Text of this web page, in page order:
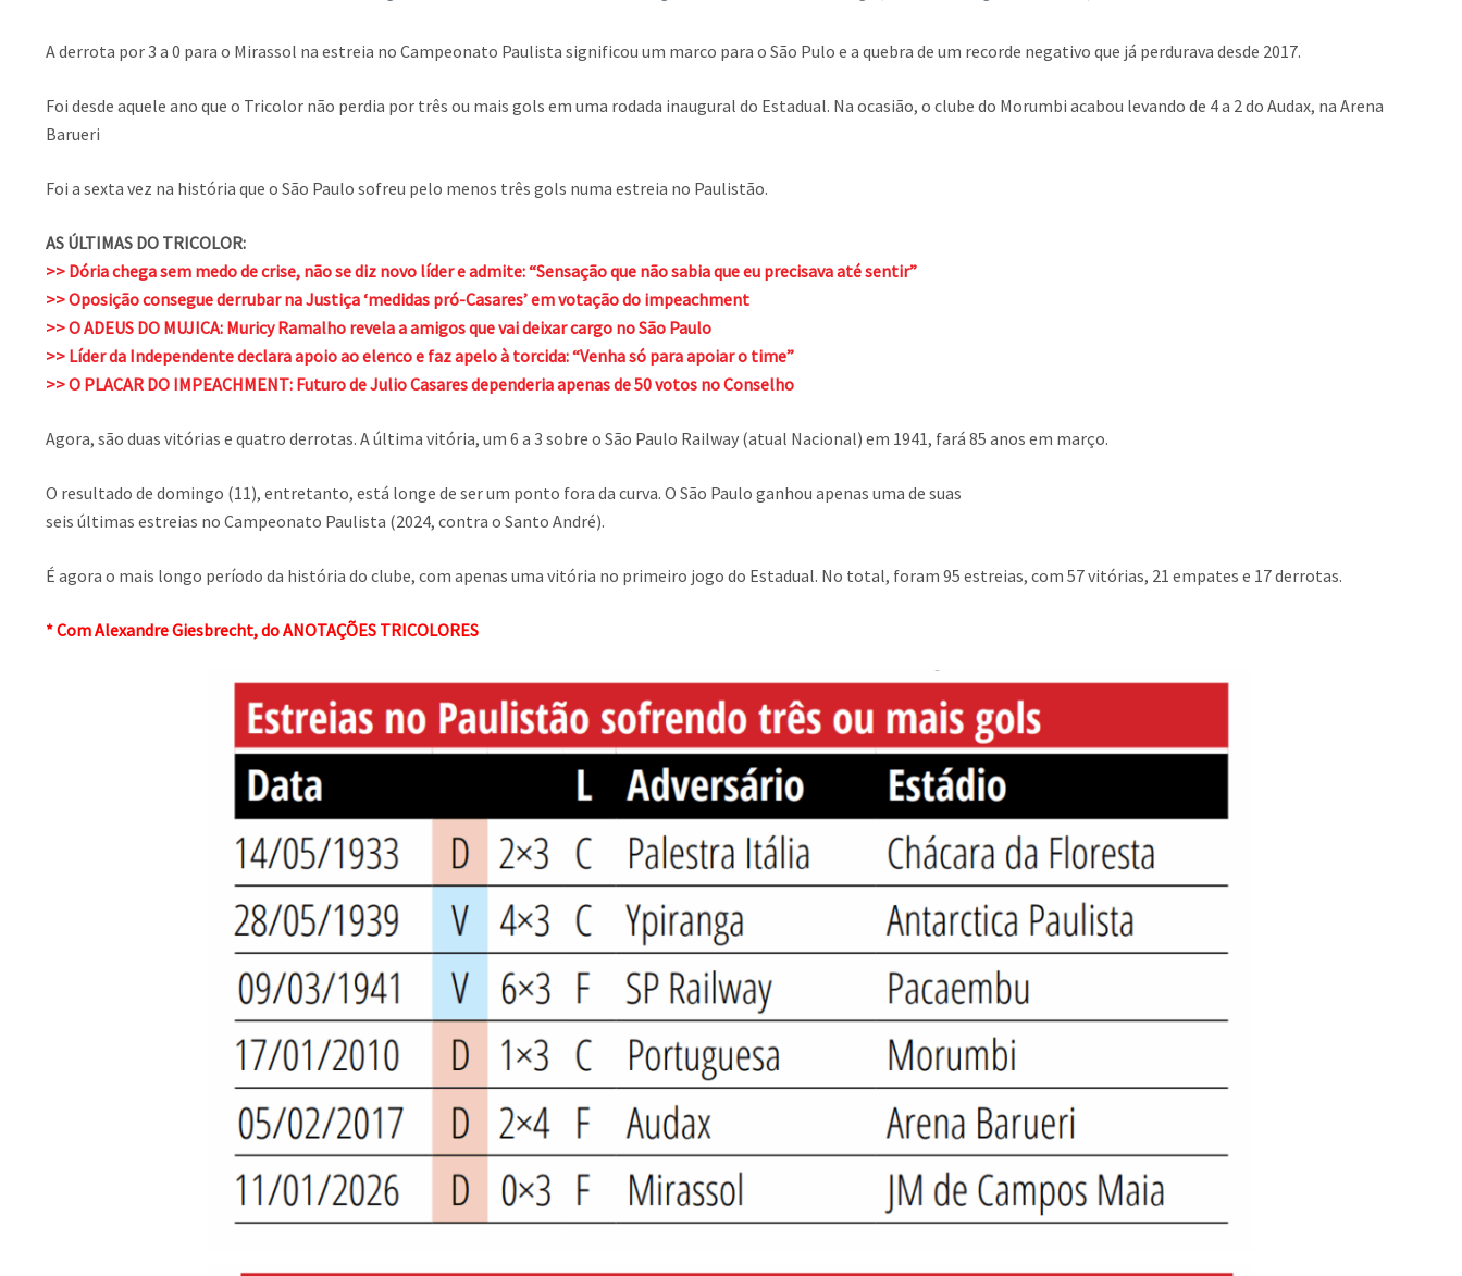
A derrota por 3 a 0 para o Mirassol na estreia no Campeonato Paulista significou um marco para o São Pulo e a quebra de um recorde negativo que já perdurava desde 2017.
Foi desde aquele ano que o Tricolor não perdia por três ou mais gols em uma rodada inaugural do Estadual. Na ocasião, o clube do Morumbi acabou levando de 4 a 2 do Audax, na Arena
Barueri
Foi a sexta vez na história que o São Paulo sofreu pelo menos três gols numa estreia no Paulistão.
AS ÚLTIMAS DO TRICOLOR:
>> Dória chega sem medo de crise, não se diz novo líder e admite: “Sensação que não sabia que eu precisava até sentir”
>> Oposição consegue derrubar na Justiça ‘medidas pró-Casares’ em votação do impeachment
>> O ADEUS DO MUJICA: Muricy Ramalho revela a amigos que vai deixar cargo no São Paulo
>> Líder da Independente declara apoio ao elenco e faz apelo à torcida: “Venha só para apoiar o time”
>> O PLACAR DO IMPEACHMENT: Futuro de Julio Casares dependeria apenas de 50 votos no Conselho
Agora, são duas vitórias e quatro derrotas. A última vitória, um 6 a 3 sobre o São Paulo Railway (atual Nacional) em 1941, fará 85 anos em março.
O resultado de domingo (11), entretanto, está longe de ser um ponto fora da curva. O São Paulo ganhou apenas uma de suas
seis últimas estreias no Campeonato Paulista (2024, contra o Santo André).
É agora o mais longo período da história do clube, com apenas uma vitória no primeiro jogo do Estadual. No total, foram 95 estreias, com 57 vitórias, 21 empates e 17 derrotas.
* Com Alexandre Giesbrecht, do ANOTAÇÕES TRICOLORES